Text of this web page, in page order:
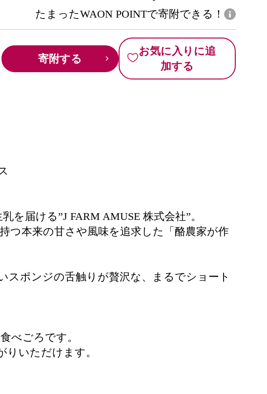
たまったWAON POINTで寄附できる！
寄附する
お気に入りに追
加する
届ける”J FARM AMUSE 株式会社”。
つ本来の甘さや風味を追求した「酪農家が作
ポンジの舌触りが贅沢な、まるでショート
べごろです。
いただけます。